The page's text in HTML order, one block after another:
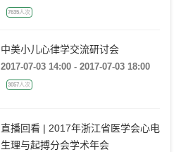
7635人次
中美小儿心律学交流研讨会
2017-07-03 14:00 - 2017-07-03 18:00
3057人次
直播回看 | 2017年浙江省医学会心电
生理与起搏分会学术年会